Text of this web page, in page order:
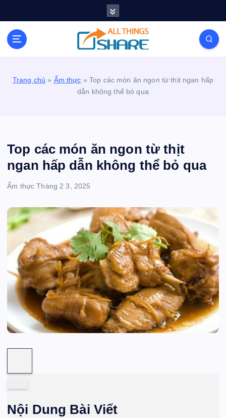
Personal Blog | Knowledge | Technology | Tips |
Pets | Life
Trang chủ » Ẩm thực »Top các món ăn ngon từ thịt ngan hấp
dẫn không thể bỏ qua
Top các món ăn ngon từ thịt
ngan hấp dẫn không thể bỏ qua
Ẩm thực Tháng 2 3, 2025
Nội Dung Bài Viết